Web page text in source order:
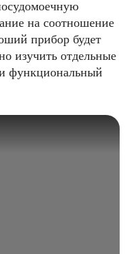
на соотношение
прибор будет
изучить отдельные
функциональный